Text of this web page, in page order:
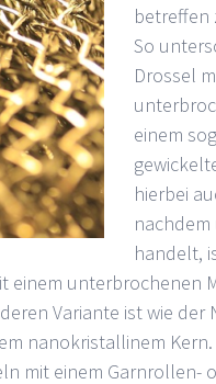
betreffen
So
Drossel
einem
hierbei
nachdem
handelt,
einem unterbrochenen
Variante ist wie der
nanokristallinem
mit einem Garnrollen-